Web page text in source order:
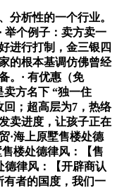
析性的一个行业。
举个例子：卖方卖一
进行打制，金三银四
的根本基调仿佛曾经
。· 有优惠（免
方名下 “独一住
回；超高层为7，热络
卖进度，让孩子正在
·海上原墅售楼处德
楼处德律风：【售
德律风：【开辟商认
有者的国度，我们一